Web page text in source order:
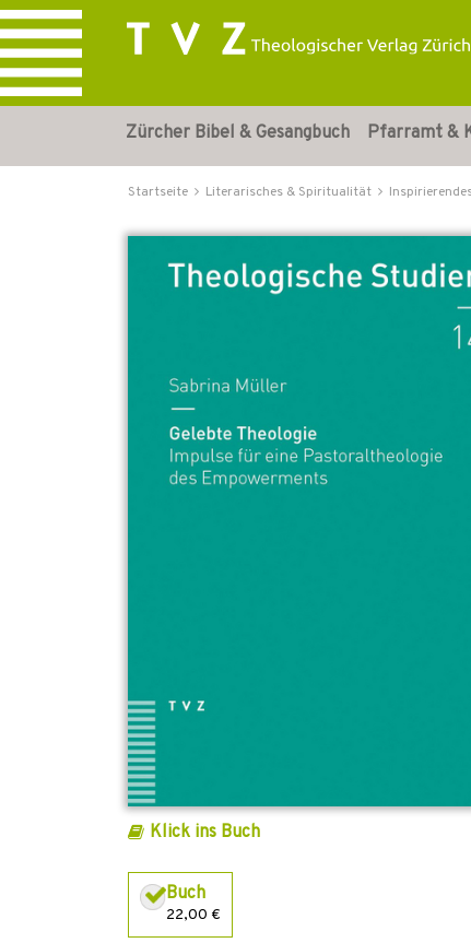
Zürcher Bibel & Gesangbuch Pfarramt &
Startseite Literarisches & Spiritualität
Klick ins Buch
Buch
22,00 €